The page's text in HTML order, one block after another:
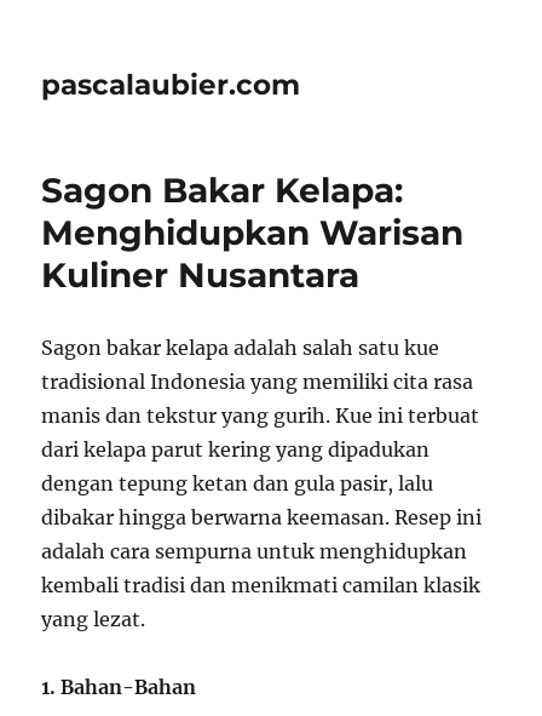
pascalaubier.com
Sagon Bakar Kelapa:
Menghidupkan Warisan
Kuliner Nusantara
Sagon bakar kelapa adalah salah satu kue
tradisional Indonesia yang memiliki cita rasa
manis dan tekstur yang gurih. Kue ini terbuat
dari kelapa parut kering yang dipadukan
dengan tepung ketan dan gula pasir, lalu
dibakar hingga berwarna keemasan. Resep ini
adalah cara sempurna untuk menghidupkan
kembali tradisi dan menikmati camilan klasik
yang lezat.
1. Bahan-Bahan